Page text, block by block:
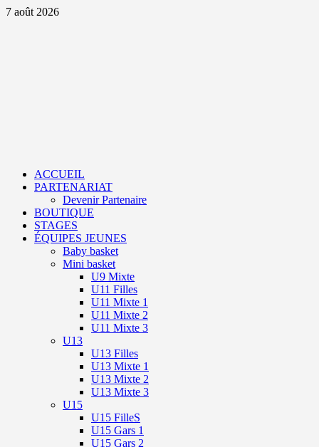
Aller
7 août 2026
ACCUEIL
PARTENARIAT
Devenir Partenaire
BOUTIQUE
STAGES
ÉQUIPES JEUNES
Baby basket
Mini basket
U9 Mixte
U11 Filles
U11 Mixte 1
U11 Mixte 2
U11 Mixte 3
U13
U13 Filles
U13 Mixte 1
U13 Mixte 2
U13 Mixte 3
U15
U15 FilleS
U15 Gars 1
U15 Gars 2